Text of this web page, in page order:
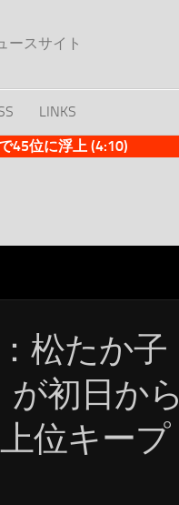
ースサイト
LINKS
45位に浮上 (4:10)
松たか子
が初日から
位キープ